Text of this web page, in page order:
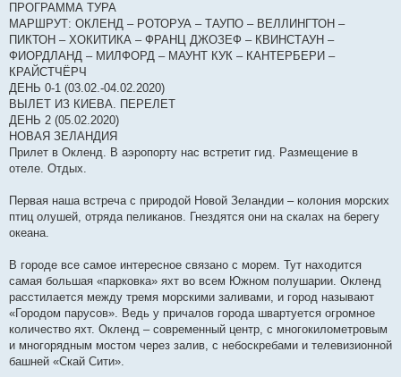
ПРОГРАММА ТУРА
МАРШРУТ: ОКЛЕНД – РОТОРУА – ТАУПО – ВЕЛЛИНГТОН –
ПИКТОН – ХОКИТИКА – ФРАНЦ ДЖОЗЕФ – КВИНСТАУН –
ФИОРДЛАНД – МИЛФОРД – МАУНТ КУК – КАНТЕРБЕРИ –
КРАЙСТЧЁРЧ
ДЕНЬ 0-1 (03.02.-04.02.2020)
ВЫЛЕТ ИЗ КИЕВА. ПЕРЕЛЕТ
ДЕНЬ 2 (05.02.2020)
НОВАЯ ЗЕЛАНДИЯ
Прилет в Окленд. В аэропорту нас встретит гид. Размещение в
отеле. Отдых.
Первая наша встреча с природой Новой Зеландии – колония морских
птиц олушей, отряда пеликанов. Гнездятся они на скалах на берегу
океана.
В городе все самое интересное связано с морем. Тут находится
самая большая «парковка» яхт во всем Южном полушарии. Окленд
расстилается между тремя морскими заливами, и город называют
«Городом парусов». Ведь у причалов города швартуется огромное
количество яхт. Окленд – современный центр, с многокилометровым
и многорядным мостом через залив, с небоскребами и телевизионной
башней «Скай Сити».